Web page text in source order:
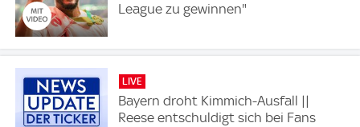
League zu gewinnen"
LIVE
Bayern droht Kimmich-Ausfall ||
Reese entschuldigt sich bei Fans